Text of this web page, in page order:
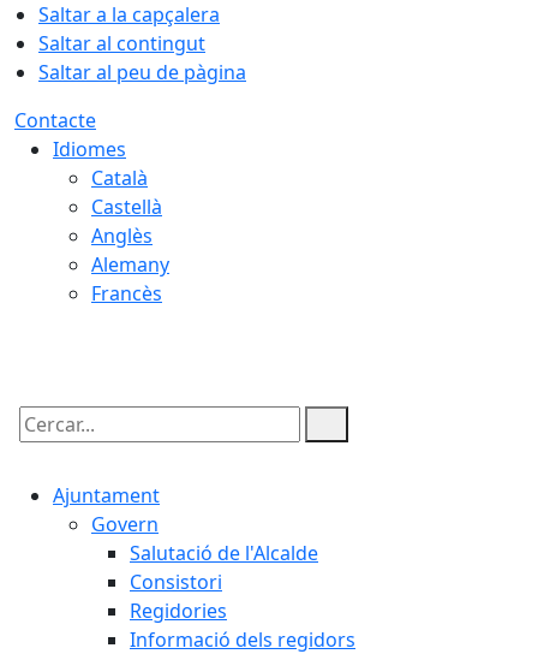
Saltar a la capçalera
Saltar al contingut
Saltar al peu de pàgina
Contacte
Idiomes
Català
Castellà
Anglès
Alemany
Francès
Cercar:
Ajuntament
Govern
Salutació de l'Alcalde
Consistori
Regidories
Informació dels regidors